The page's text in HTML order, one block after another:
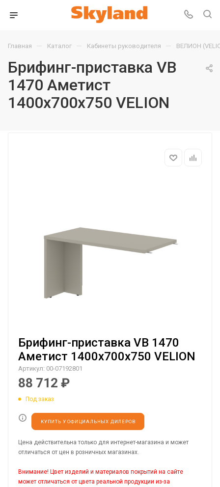
Главная — Каталог — Кабинеты руководителя — ВЕЛИОН
Брифинг-приставка VB
1470 Аметист
1400х700х750 VELION
Брифинг-приставка VB 1470
Аметист 1400х700х750 VELION
Артикул: 00-07192801
88 712 ₽
Под заказ
КУПИТЬ У ОФИЦИАЛЬНЫХ ДИЛЕРОВ
Цена действительна только для интернет-магазина и может
отличаться от цен в розничных магазинах.
Внимание! Цвет изделий и материалов покрытий на сайте
может отличаться от цвета реальной продукции из-за